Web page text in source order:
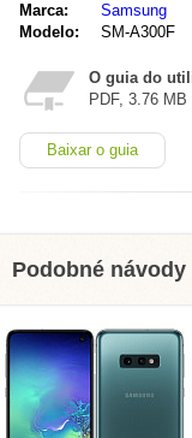
Marca:
Samsung
Modelo:
SM-A300F
O guia do
PDF, 3.76 MB
Baixar o guia
Podobné návody